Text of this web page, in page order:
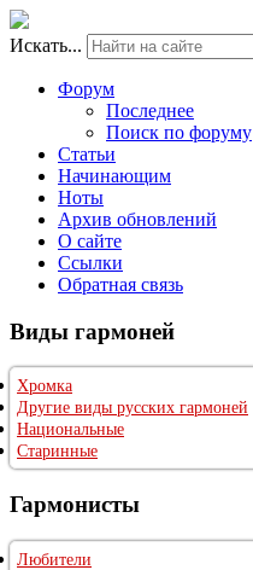
Искать...
Форум
Последнее
Поиск по форуму
Статьи
Начинающим
Ноты
Архив обновлений
О сайте
Ссылки
Обратная связь
Виды гармоней
Хромка
Другие виды русских гармоней
Национальные
Старинные
Гармонисты
Любители